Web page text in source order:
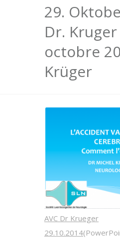
29.
Dr.
octobre
Krüger
AVC Dr Krueger
29.10.2014